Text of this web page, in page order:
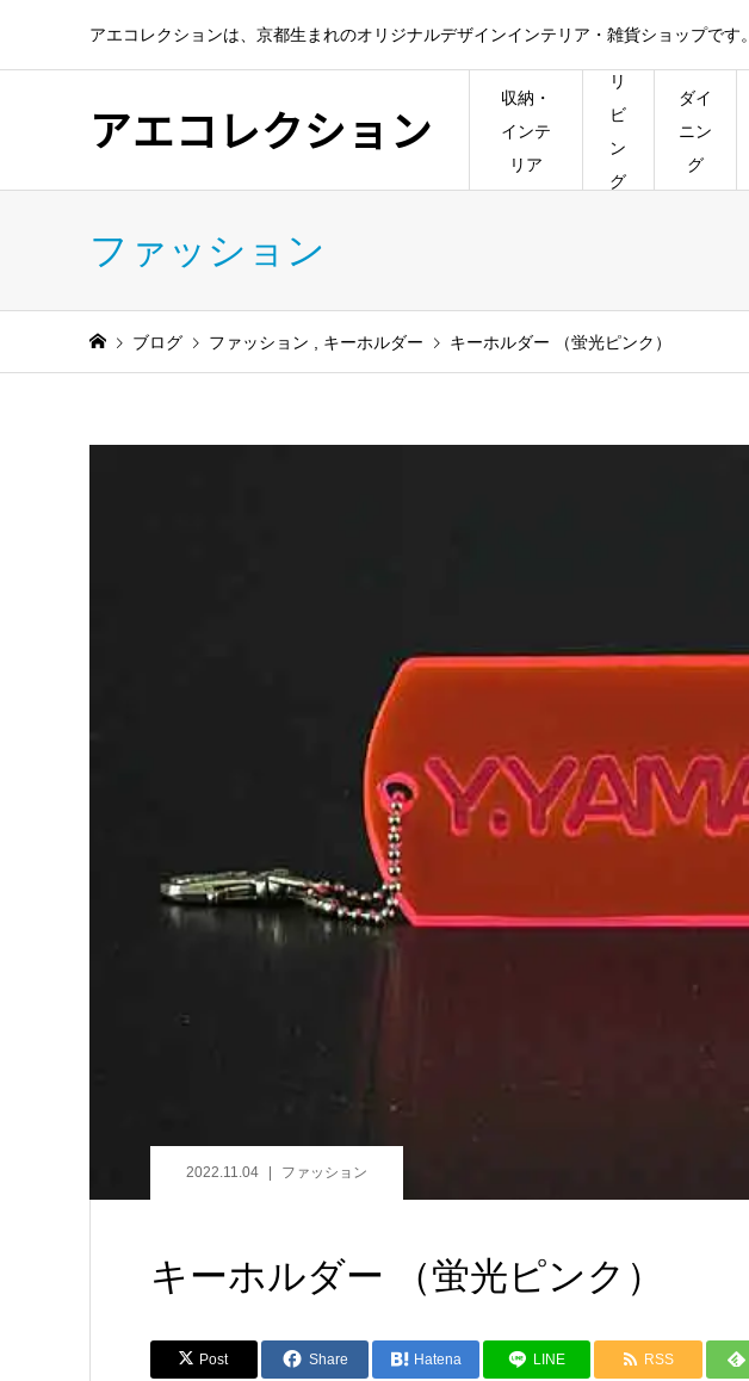
アエコレクションは、京都生まれのオリジナルデザインインテリア・雑貨ショップです。
アエコレクション
収納・
インテ
リア
リ
ビ
ン
グ
ダイ
ニン
グ
ファッション
ブログ ファッション キーホルダー キーホルダー （蛍光ピンク）
2022.11.04 ファッション
キーホルダー （蛍光ピンク）
Post Share Hatena LINE RSS